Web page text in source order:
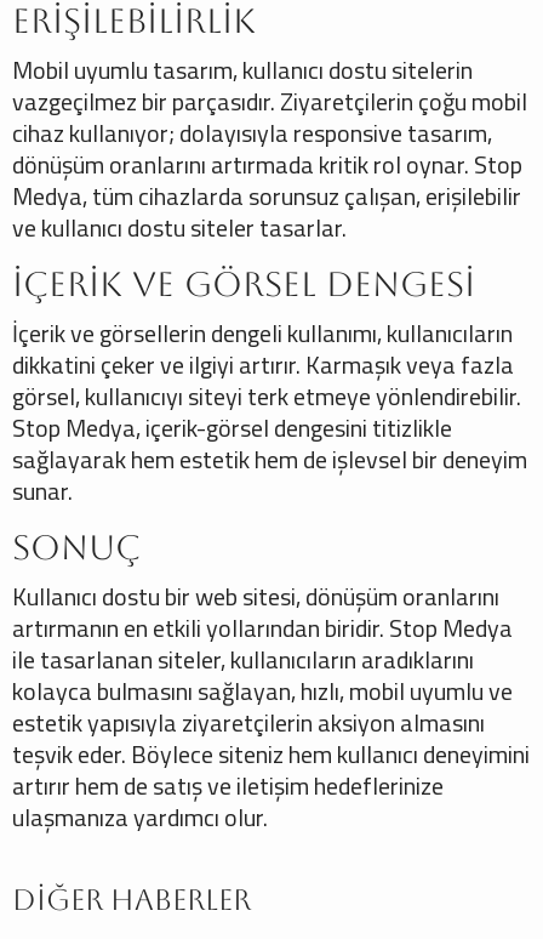
Erişilebilirlik
Mobil uyumlu tasarım, kullanıcı dostu sitelerin
vazgeçilmez bir parçasıdır. Ziyaretçilerin çoğu mobil
cihaz kullanıyor; dolayısıyla responsive tasarım,
dönüşüm oranlarını artırmada kritik rol oynar. Stop
Medya, tüm cihazlarda sorunsuz çalışan, erişilebilir
ve kullanıcı dostu siteler tasarlar.
İçerik ve Görsel Dengesi
İçerik ve görsellerin dengeli kullanımı, kullanıcıların
dikkatini çeker ve ilgiyi artırır. Karmaşık veya fazla
görsel, kullanıcıyı siteyi terk etmeye yönlendirebilir.
Stop Medya, içerik-görsel dengesini titizlikle
sağlayarak hem estetik hem de işlevsel bir deneyim
sunar.
Sonuç
Kullanıcı dostu bir web sitesi, dönüşüm oranlarını
artırmanın en etkili yollarından biridir. Stop Medya
ile tasarlanan siteler, kullanıcıların aradıklarını
kolayca bulmasını sağlayan, hızlı, mobil uyumlu ve
estetik yapısıyla ziyaretçilerin aksiyon almasını
teşvik eder. Böylece siteniz hem kullanıcı deneyimini
artırır hem de satış ve iletişim hedeflerinize
ulaşmanıza yardımcı olur.
Diğer Haberler